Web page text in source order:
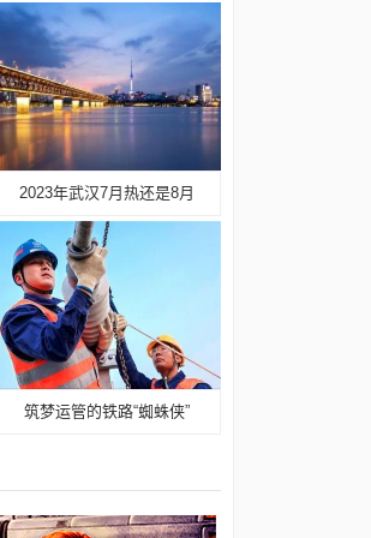
2023年武汉7月热还是8月
筑梦运管的铁路“蜘蛛侠”